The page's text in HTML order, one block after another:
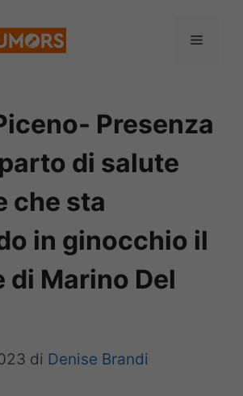
Menu
Presenza
di salute
che sta
in ginocchio il
di Marino Del
di Denise Brandi